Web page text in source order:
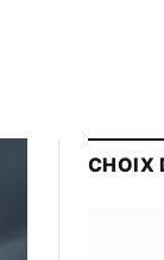
CHOIX